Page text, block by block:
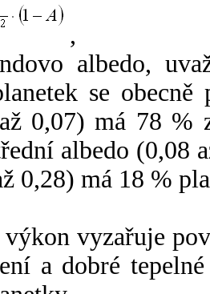
,
albedo,
se
0,07) má 78 %
albedo (0,08
0,28) má 18 %
vyzařuje
a dobré